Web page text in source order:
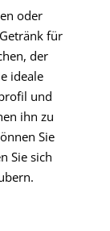
oder
für
der
ideale
und
ihn zu
Sie
Sie sich